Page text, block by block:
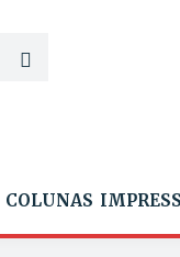
COLUNAS